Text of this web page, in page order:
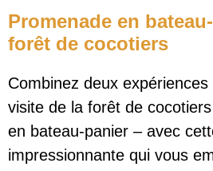
Promenade en
forêt de cocotiers
Combinez deux
visite de la forêt de
en bateau-panier – avec
impressionnante qui vous